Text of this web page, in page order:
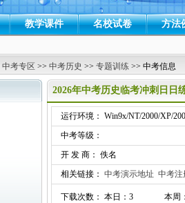
教学课件 名校试卷 方法
中考专区 >> 中考历史 >> 专题训练 >> 中考信息
2026年中考历史临考冲刺日日
运行环境： Win9x/NT/2000/XP/
中考等级：
开 发 商： 佚名
相关链接： 中考演示地址 中考注
下载次数： 本日：3
本周